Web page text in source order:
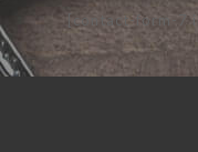
[contact-form-7